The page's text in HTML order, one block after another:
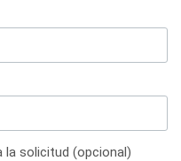
la solicitud (opcional)